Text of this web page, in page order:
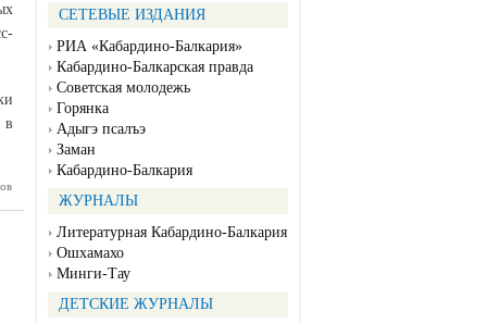
СЕТЕВЫЕ ИЗДАНИЯ
РИА «Кабардино-Балкария»
Кабардино-Балкарская правда
Советская молодежь
Горянка
Адыгэ псалъэ
Заман
Кабардино-Балкария
ЖУРНАЛЫ
Литературная Кабардино-Балкария
Ошхамахо
Минги-Тау
ДЕТСКИЕ ЖУРНАЛЫ
в